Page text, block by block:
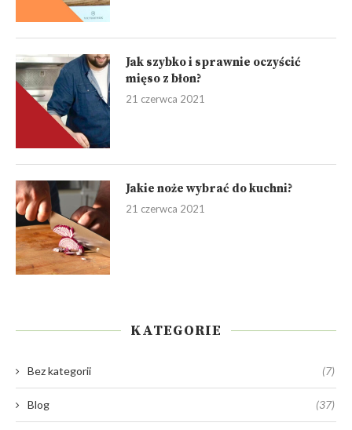
Jak szybko i sprawnie oczyścić
mięso z błon?
21 czerwca 2021
Jakie noże wybrać do kuchni?
21 czerwca 2021
KATEGORIE
Bez kategorii (7)
Blog (37)